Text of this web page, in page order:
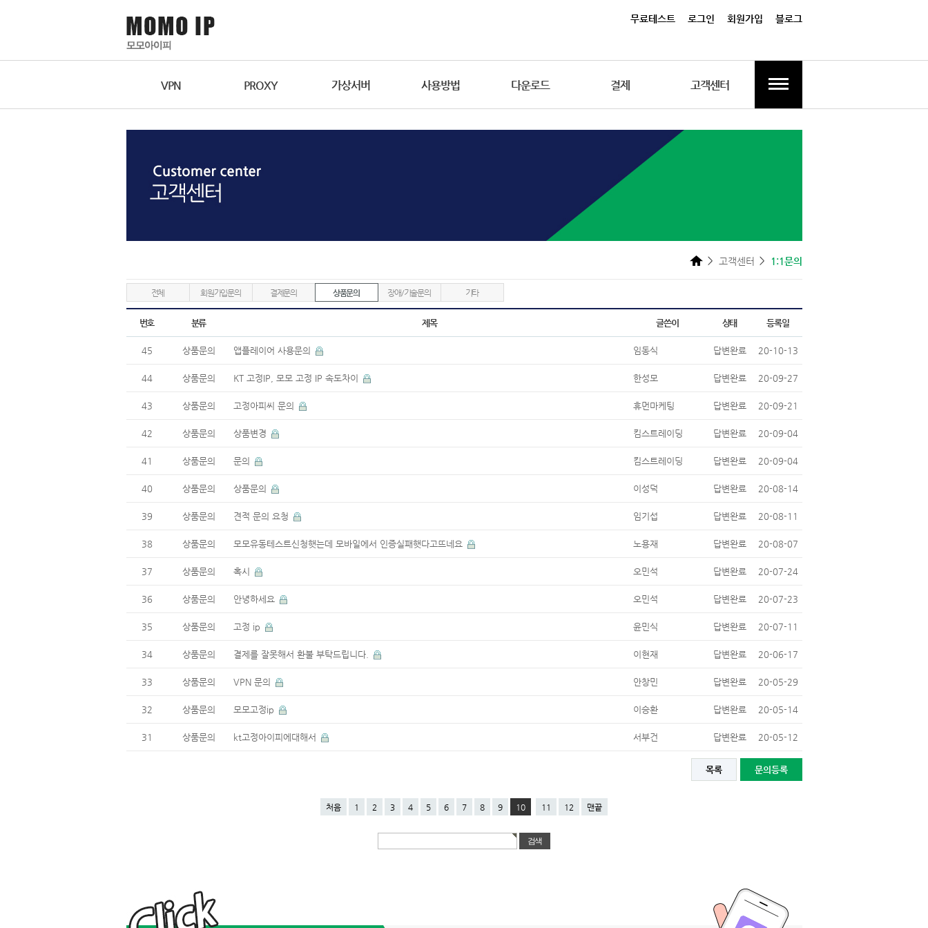
무료테스트 로그인 회원가입 블로그
VPN PROXY 가상서버 사용방법 다운로드 결제 고객센터
고객센터 1:1문의
전체 회원가입문의 결제문의 상품문의 장애/기술문의 기타
번호 분류 제목 글쓴이 상태 등록일
45 상품문의 앱플레이어 사용문의 임동식 답변완료 20-10-13
44 상품문의 KT 고정IP, 모모 고정 IP 속도차이 한성모 답변완료 20-09-27
43 상품문의 고정아피씨 문의 휴먼마케팅 답변완료 20-09-21
42 상품문의 상품변경 킴스트레이딩 답변완료 20-09-04
41 상품문의 문의 킴스트레이딩 답변완료 20-09-04
40 상품문의 상품문의 이성덕 답변완료 20-08-14
39 상품문의 견적 문의 요청 임기섭 답변완료 20-08-11
38 상품문의 모모유동테스트신청햇는데 모바일에서 인증실패햇다고뜨네요 노용재 답변완료 20-08-07
37 상품문의 혹시 오민석 답변완료 20-07-24
36 상품문의 안녕하세요 오민석 답변완료 20-07-23
35 상품문의 고정 ip 윤민식 답변완료 20-07-11
34 상품문의 결제를 잘못해서 환불 부탁드립니다. 이현재 답변완료 20-06-17
33 상품문의 VPN 문의 안창민 답변완료 20-05-29
32 상품문의 모모고정ip 이승환 답변완료 20-05-14
31 상품문의 kt고정아이피에대해서 서부건 답변완료 20-05-12
목록 문의등록
처음 1 2 3 4 5 6 7 8 9 10 11 12 맨끝
o